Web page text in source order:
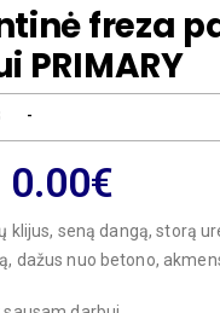
freza
PRIMARY
-
0.00€
klijus, seną dangą, storą
dažus nuo betono,